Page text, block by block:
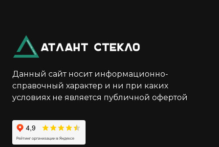
Данный сайт носит информационно-
справочный характер и ни при каких
условиях не является публичной офертой